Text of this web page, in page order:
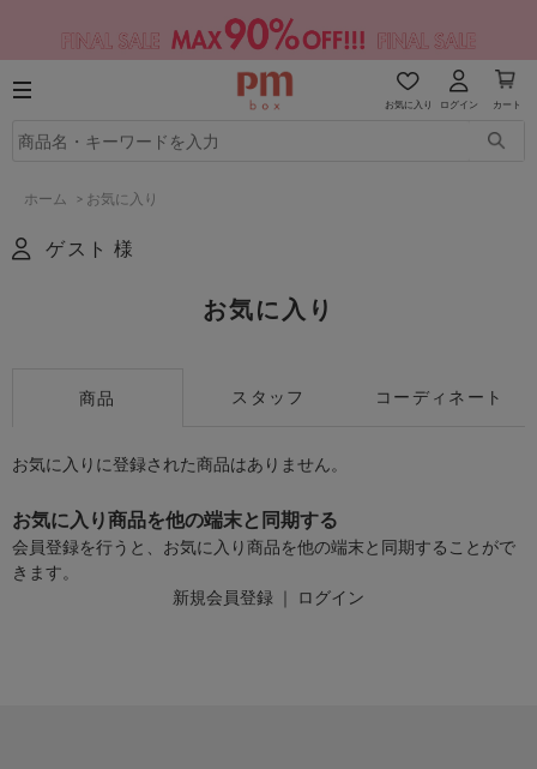
お気に入り ログイン カート
ホーム > お気に入り
ゲスト 様
お気に入り
商品 スタッフ コーディネート
お気に入りに登録された商品はありません。
お気に入り商品を他の端末と同期する
会員登録を行うと、お気に入り商品を他の端末と同期することがで
きます。
新規会員登録 ｜ ログイン